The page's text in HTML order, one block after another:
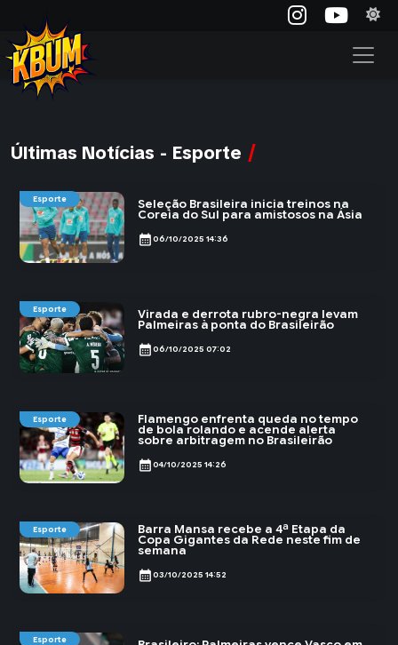
Últimas Notícias - Esporte
Esporte Seleção Brasileira inicia treinos na
Coreia do Sul para amistosos na Ásia
calendar_month06/10/2025 14:36
Esporte Virada e derrota rubro-negra levam
Palmeiras à ponta do Brasileirão
calendar_month06/10/2025 07:02
Esporte Flamengo enfrenta queda no tempo
de bola rolando e acende alerta
sobre arbitragem no Brasileirão
calendar_month04/10/2025 14:26
Esporte Barra Mansa recebe a 4ª Etapa da
Copa Gigantes da Rede neste fim de
semana
calendar_month03/10/2025 14:52
Esporte